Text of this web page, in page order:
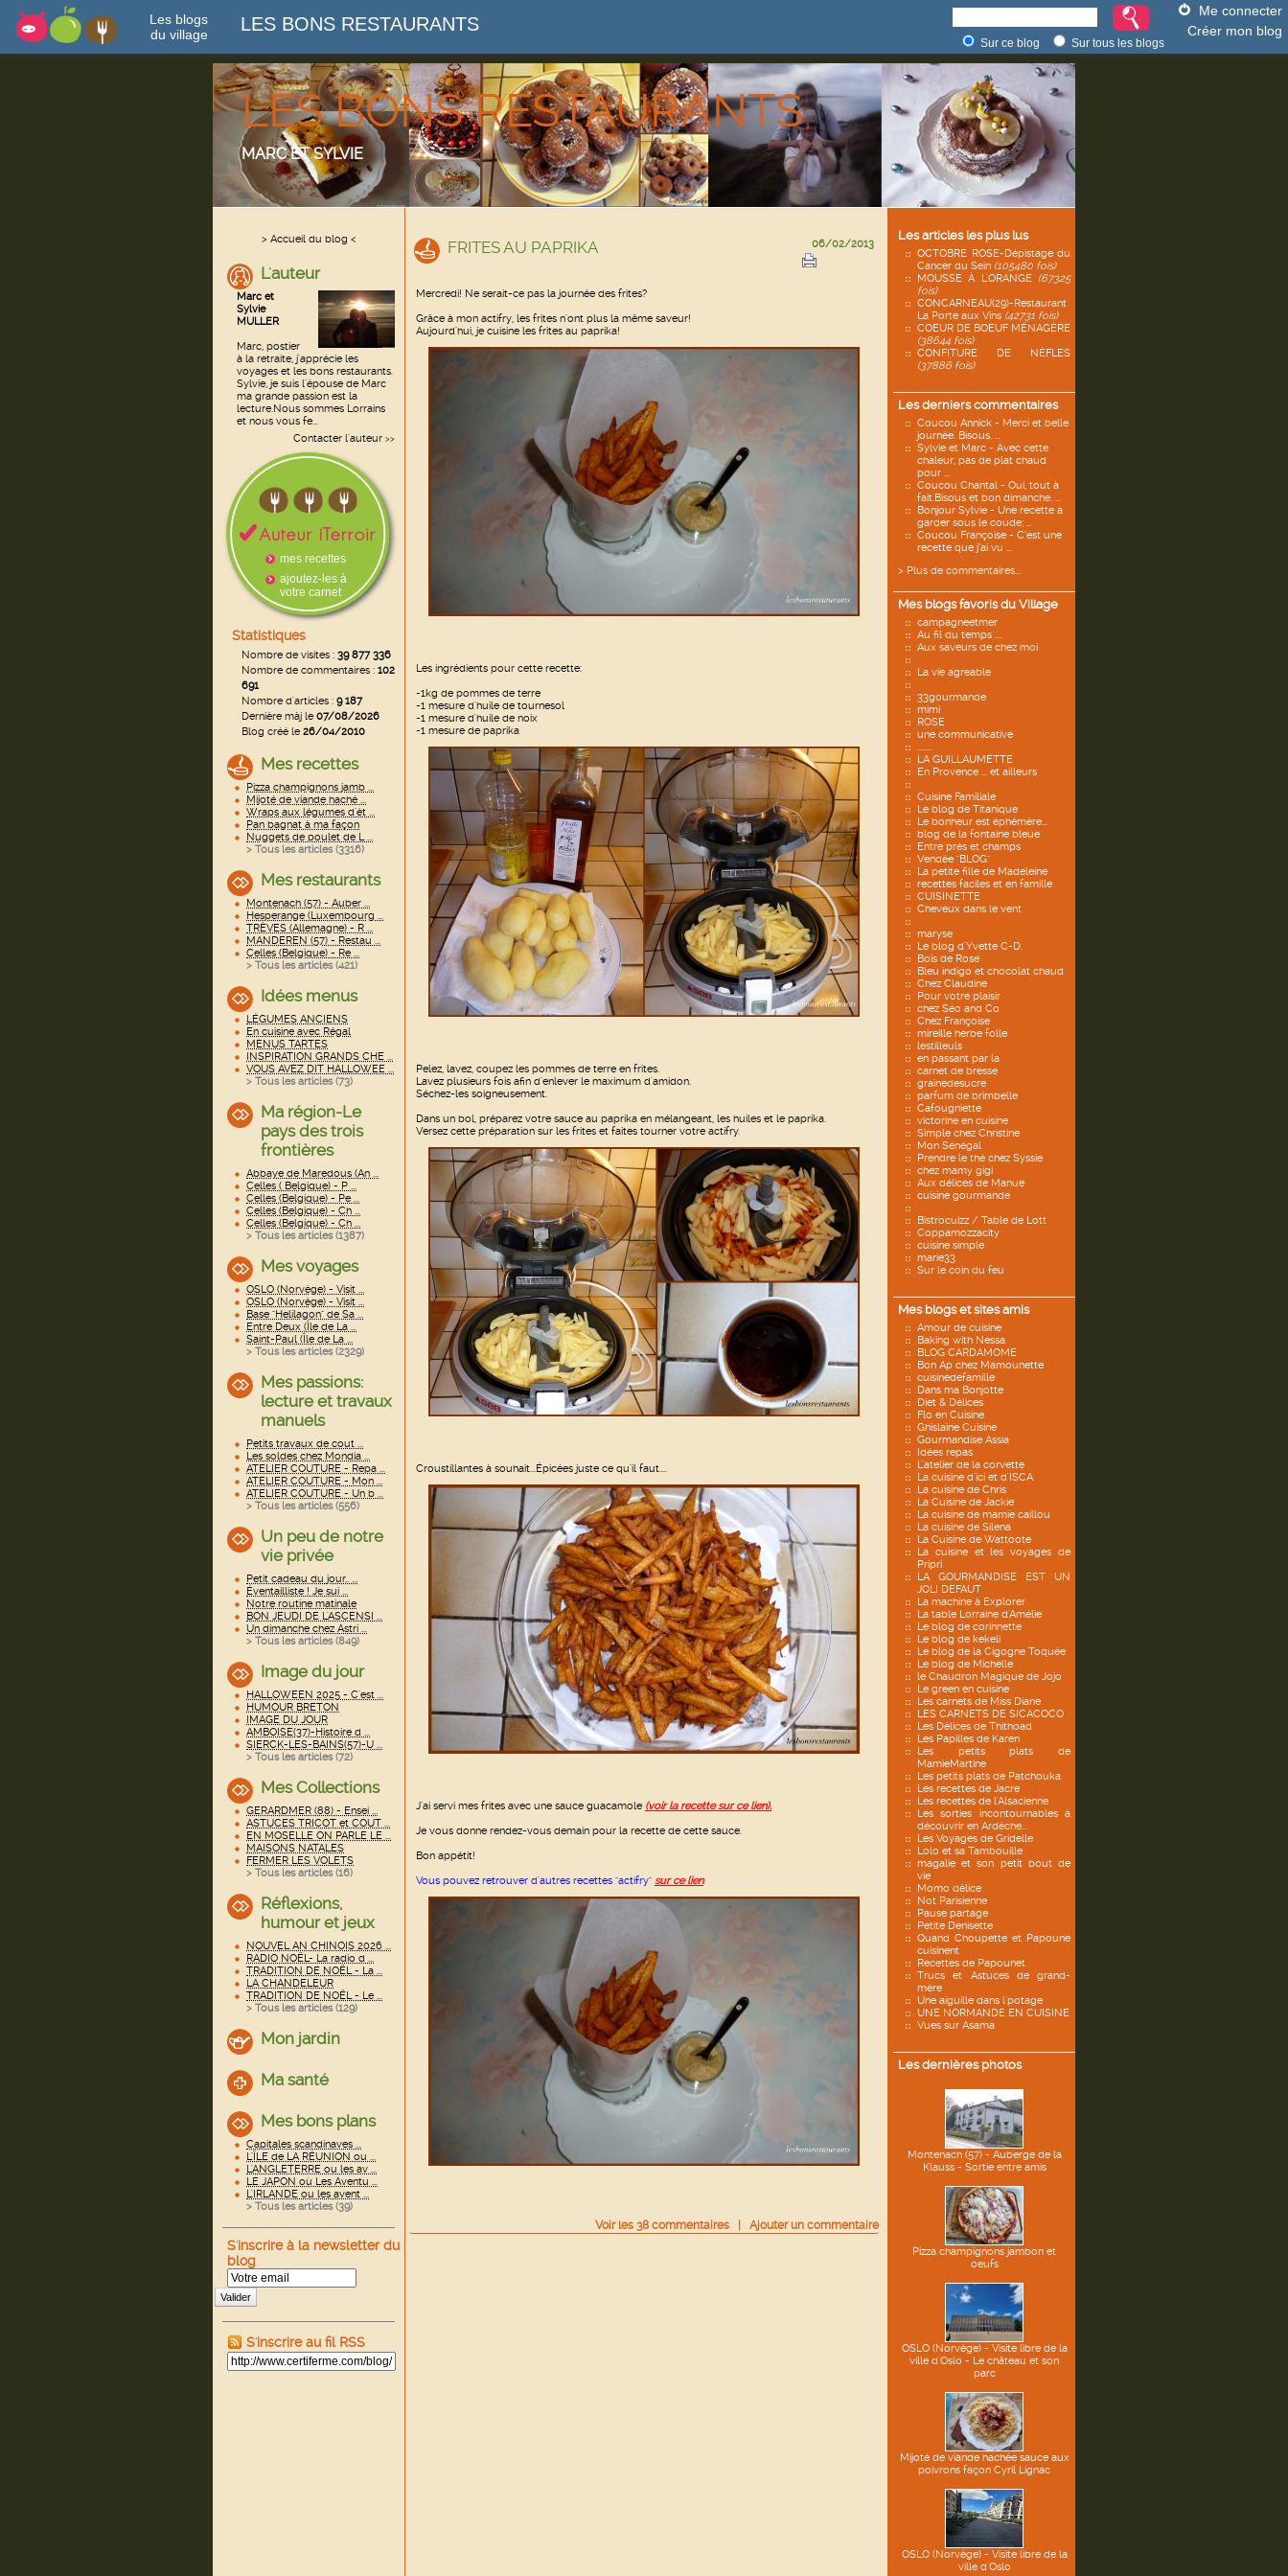
Les blogs
du village
LES BONS RESTAURANTS
Me connecter
Créer mon blog
Sur ce blog Sur tous les blogs
LES BONS RESTAURANTS
MARC ET SYLVIE
Les articles les plus lus
OCTOBRE ROSE-Dépistage du
Cancer du Sein (105480 fois)
MOUSSE À L'ORANGE (67325
fois)
CONCARNEAU(29)-Restaurant
La Porte aux Vins (42731 fois)
COEUR DE BOEUF MÉNAGÈRE
(38644 fois)
CONFITURE DE NÈFLES
(37886 fois)
Les derniers commentaires
Coucou Annick - Merci et belle
journée. Bisous. ...
Sylvie et Marc - Avec cette
chaleur, pas de plat chaud
pour ...
Coucou Chantal - Oui, tout à
fait.Bisous et bon dimanche. ...
Bonjour Sylvie - Une recette à
garder sous le coude; ...
Coucou Françoise - C’est une
recette que j’ai vu ...
> Plus de commentaires...
Mes blogs favoris du Village
campagneetmer
Au fil du temps ....
Aux saveurs de chez moi
La vie agreable
33gourmande
mimi
ROSE
une communicative
........
LA GUILLAUMETTE
En Provence ... et ailleurs
Cuisine Familiale
Le blog de Titanique
Le bonheur est éphémère...
blog de la fontaine bleue
Entre prés et champs
Vendée "BLOG"
La petite fille de Madeleine
recettes faciles et en famille
CUISINETTE
Cheveux dans le vent
maryse
Le blog d'Yvette C-D.
Bois de Rose
Bleu indigo et chocolat chaud
Chez Claudine
Pour votre plaisir
chez Séo and Co
Chez Françoise
mireille herbe folle
lestilleuls
en passant par la
carnet de bresse
grainedesucre
parfum de brimbelle
Cafougniette
victorine en cuisine
Simple chez Christine
Mon Sénégal
Prendre le thé chez Syssie
chez mamy gigi
Aux délices de Manue
cuisine gourmande
Bistrocuizz / Table de Lott
Coppamozzacity
cuisine simple
marie33
Sur le coin du feu
Mes blogs et sites amis
Amour de cuisine
Baking with Nessa
BLOG CARDAMOME
Bon Ap chez Mamounette
cuisinedefamille
Dans ma Bonjotte
Diet & Délices
Flo en Cuisine
Ghislaine Cuisine
Gourmandise Assia
Idées repas
L'atelier de la corvette
La cuisine d'ici et d'ISCA
La cuisine de Chris
La Cuisine de Jackie
La cuisine de mamie caillou
La cuisine de Silena
La Cuisine de Wattoote
La cuisine et les voyages de
Pripri
LA GOURMANDISE EST UN
JOLI DEFAUT
La machine à Explorer
La table Lorraine d'Amélie
Le blog de corinnette
Le blog de kekeli
Le blog de la Cigogne Toquée
Le blog de Michelle
le Chaudron Magique de Jojo
Le green en cuisine
Les carnets de Miss Diane
LES CARNETS DE SICACOCO
Les Délices de Thithoad
Les Papilles de Karen
Les petits plats de
MamieMartine
Les petits plats de Patchouka
Les recettes de Jacre
Les recettes de l'Alsacienne
Les sorties incontournables à
découvrir en Ardèche...
Les Voyages de Gridelle
Lolo et sa Tambouille
magalie et son petit bout de
vie
Momo délice
Not Parisienne
Pause partage
Petite Denisette
Quand Choupette et Papoune
cuisinent
Recettes de Papounet
Trucs et Astuces de grand-
mère
Une aiguille dans l'potage
UNE NORMANDE EN CUISINE
Vues sur Asama
Les dernières photos
Montenach (57) - Auberge de la
Klauss - Sortie entre amis
Pizza champignons jambon et
oeufs
OSLO (Norvège) - Visite libre de la
ville d'Oslo - Le château et son
parc
Mijoté de viande hachée sauce aux
poivrons façon Cyril Lignac
OSLO (Norvège) - Visite libre de la
ville d'Oslo
> Accueil du blog <
L'auteur
Marc et
Sylvie
MULLER
Marc, postier
à la retraite, j'apprécie les
voyages et les bons restaurants.
Sylvie, je suis l'épouse de Marc
ma grande passion est la
lecture.Nous sommes Lorrains
et nous vous fe...
Contacter l'auteur >>
mes recettes
ajoutez-les à
votre carnet
Statistiques
Nombre de visites : 39 877 336
Nombre de commentaires : 102
691
Nombre d'articles : 9 187
Dernière màj le07/08/2026
Blog créé le26/04/2010
Mes recettes
Pizza champignons jamb ...
Mijoté de viande haché ...
Wraps aux légumes d'ét ...
Pan bagnat à ma façon
Nuggets de poulet de L ...
> Tous les articles (3316)
Mes restaurants
Montenach (57) - Auber ...
Hesperange (Luxembourg ...
TRÈVES (Allemagne) - R ...
MANDEREN (57) - Restau ...
Celles (Belgique) - Re ...
> Tous les articles (421)
Idées menus
LÉGUMES ANCIENS
En cuisine avec Régal
MENUS TARTES
INSPIRATION GRANDS CHE ...
VOUS AVEZ DIT HALLOWEE ...
> Tous les articles (73)
Ma région-Le
pays des trois
frontières
Abbaye de Maredous (An ...
Celles ( Belgique) - P ...
Celles (Belgique) - Pe ...
Celles (Belgique) - Ch ...
Celles (Belgique) - Ch ...
> Tous les articles (1387)
Mes voyages
OSLO (Norvège) - Visit ...
OSLO (Norvège) - Visit ...
Base "Helilagon" de Sa ...
Entre Deux (Île de La ...
Saint-Paul (Île de La ...
> Tous les articles (2329)
Mes passions:
lecture et travaux
manuels
Petits travaux de cout ...
Les soldes chez Mondia ...
ATELIER COUTURE - Repa ...
ATELIER COUTURE - Mon ...
ATELIER COUTURE - Un b ...
> Tous les articles (556)
Un peu de notre
vie privée
Petit cadeau du jour.. ...
Éventailliste ! Je sui ...
Notre routine matinale
BON JEUDI DE L'ASCENSI ...
Un dimanche chez Astri ...
> Tous les articles (849)
Image du jour
HALLOWEEN 2025 - C'est ...
HUMOUR BRETON
IMAGE DU JOUR
AMBOISE(37)-Histoire d ...
SIERCK-LES-BAINS(57)-U ...
> Tous les articles (72)
Mes Collections
GERARDMER (88) - Ensei ...
ASTUCES TRICOT et COUT ...
EN MOSELLE ON PARLE LE ...
MAISONS NATALES
FERMER LES VOLETS
> Tous les articles (16)
Réflexions,
humour et jeux
NOUVEL AN CHINOIS 2026 ...
RADIO NOËL- La radio d ...
TRADITION DE NOËL - La ...
LA CHANDELEUR
TRADITION DE NOËL - Le ...
> Tous les articles (129)
Mon jardin
Ma santé
Mes bons plans
Capitales scandinaves ...
L'ÎLE de LA RÉUNION ou ...
L'ANGLETERRE ou les av ...
LE JAPON où Les Aventu ...
L'IRLANDE ou les avent ...
> Tous les articles (39)
S'inscrire à la newsletter du
blog
Valider
S'inscrire au fil RSS
FRITES AU PAPRIKA 06/02/2013
Mercredi! Ne serait-ce pas la journée des frites?
Grâce à mon actifry, les frites n'ont plus la même saveur!
Aujourd'hui, je cuisine les frites au paprika!
Les ingrédients pour cette recette:
-1kg de pommes de terre
-1 mesure d'huile de tournesol
-1 mesure d'huile de noix
-1 mesure de paprika
Pelez, lavez, coupez les pommes de terre en frites.
Lavez plusieurs fois afin d'enlever le maximum d'amidon.
Séchez-les soigneusement.
Dans un bol, préparez votre sauce au paprika en mélangeant, les huiles et le paprika.
Versez cette préparation sur les frites et faites tourner votre actifry.
Croustillantes à souhait...Épicées juste ce qu'il faut....
J'ai servi mes frites avec une sauce guacamole (voir la recette sur ce lien).
Je vous donne rendez-vous demain pour la recette de cette sauce.
Bon appétit!
Vous pouvez retrouver d'autres recettes "actifry" sur ce lien.
Voir les 38 commentaires Ajouter un commentaire